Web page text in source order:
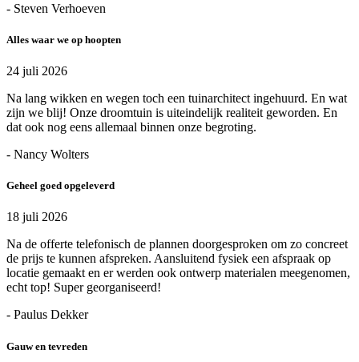
- Steven Verhoeven
Alles waar we op hoopten
24 juli 2026
Na lang wikken en wegen toch een tuinarchitect ingehuurd. En wat
zijn we blij! Onze droomtuin is uiteindelijk realiteit geworden. En
dat ook nog eens allemaal binnen onze begroting.
- Nancy Wolters
Geheel goed opgeleverd
18 juli 2026
Na de offerte telefonisch de plannen doorgesproken om zo concreet
de prijs te kunnen afspreken. Aansluitend fysiek een afspraak op
locatie gemaakt en er werden ook ontwerp materialen meegenomen,
echt top! Super georganiseerd!
- Paulus Dekker
Gauw en tevreden